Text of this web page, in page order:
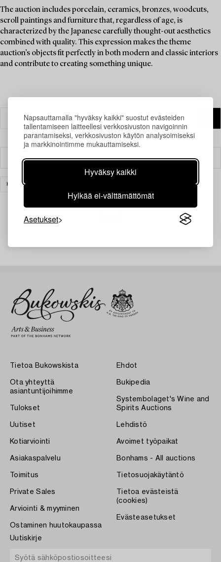
Napsauttamalla "hyväksy kaikki" suostut evästeiden
tallentamiseen laitteellesi verkkosivuston navigoinnin
parantamiseksi, verkkosivuston käytön analysoimiseksi
ja markkinointimme mukauttamiseksi.
Hyväksy kaikki
Hylkää ei-välttämättömät
Asetukset
The auction includes porcelain, ceramics, bronzes, woodcuts,
scroll paintings and furniture that, regardless of age, is
characterized by the Japanese carefully thought-out aesthetics
combined with quality. This expression makes the theme
auction’s objects fit perfectly in both modern and classic interiors
and contribute to creating something unique.
Suodatin
KIRJAT & KÄSIKIRJOITUKSET
Tietoa Bukowskista
Ota yhteyttä
asiantuntijoihimme
Tulokset
Uutiset
Kotiarviointi
Asiakaspalvelu
Toimitus
Private Sales
Arviointi & myyminen
Ostaminen huutokaupassa
Ehdot
Bukipedia
Systembolaget's Wine and
Spirits Auctions
Lehdistö
Avoimet työpaikat
Bonhams - All auctions
Tietosuojakäytäntö
Tietoa evästeistä
(cookies)
Evästeasetukset
Uutiskirje